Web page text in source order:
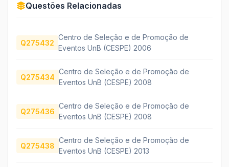
Questões Relacionadas
Q275432
Centro de Seleção e de Promoção de
Eventos UnB (CESPE) 2006
Q275434
Centro de Seleção e de Promoção de
Eventos UnB (CESPE) 2008
Q275436
Centro de Seleção e de Promoção de
Eventos UnB (CESPE) 2008
Q275438
Centro de Seleção e de Promoção de
Eventos UnB (CESPE) 2013